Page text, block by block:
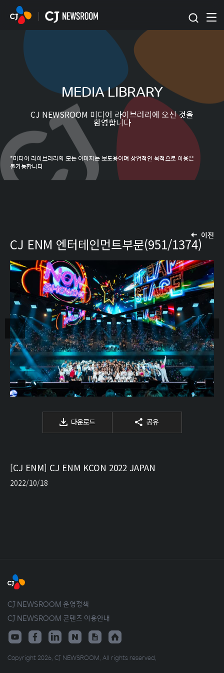
본문 바로가기
MEDIA LIBRARY
CJ NEWSROOM 미디어 라이브러리에 오신 것을
환영합니다
*미디어 라이브러리의 모든 이미지는 보도용이며 상업적인 목적으로 이용은
불가능합니다
이전
CJ ENM 엔터테인먼트부문(951/1374)
다운로드 공유
[CJ ENM] CJ ENM KCON 2022 JAPAN
2022/10/18
CJ NEWSROOM 운영정책
CJ NEWSROOM 콘텐츠 이용안내
Copyright 2026. CJ NEWSROOM. All rights reserved.